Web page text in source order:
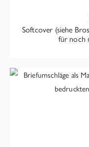
Softcover (siehe
für noch